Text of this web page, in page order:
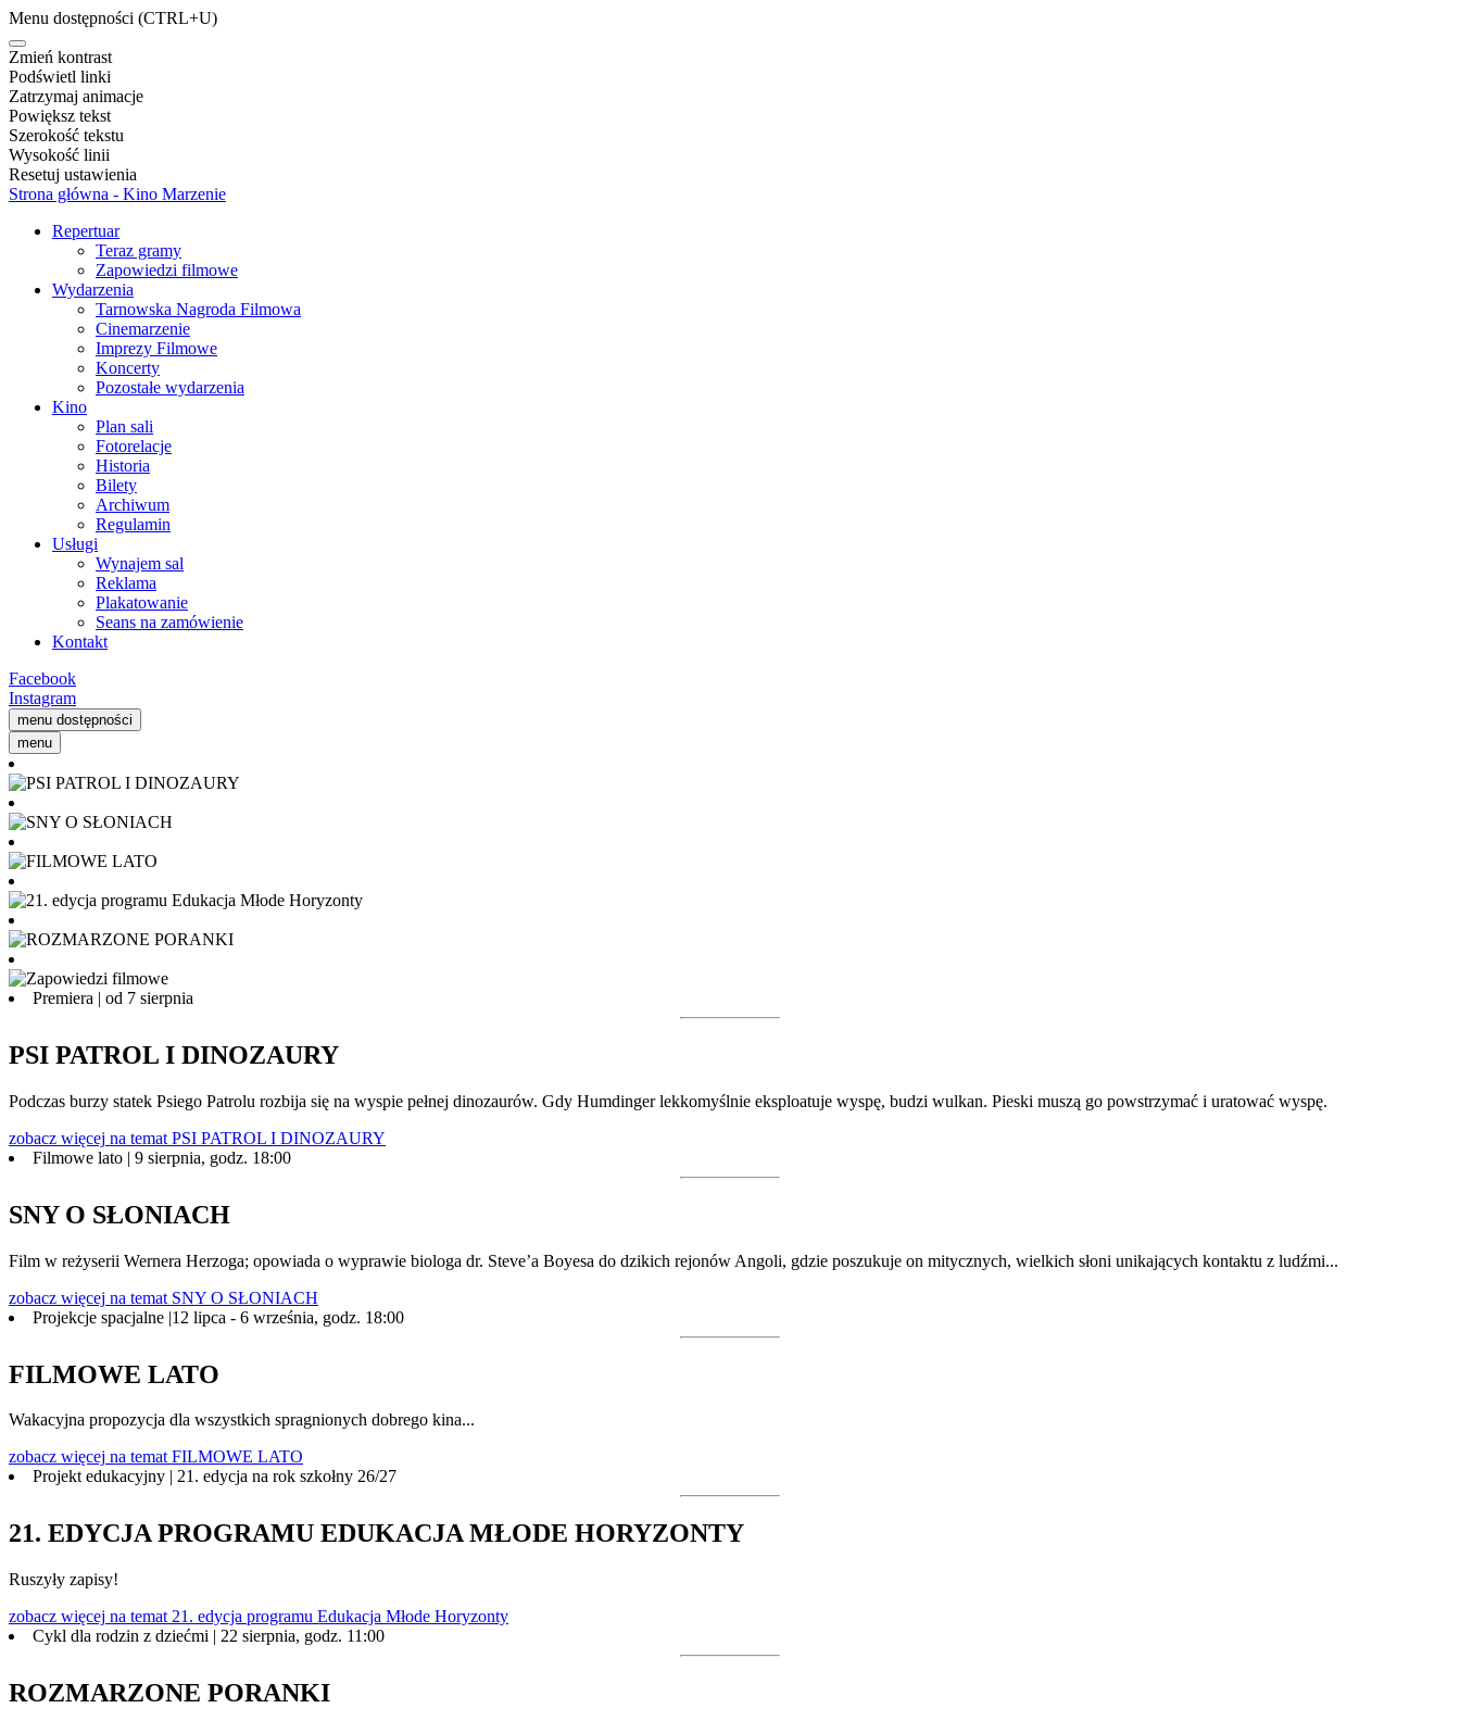
Menu dostępności (CTRL+U)
Zmień kontrast
Podświetl linki
Zatrzymaj animacje
Powiększ tekst
Szerokość tekstu
Wysokość linii
Resetuj ustawienia
Strona główna - Kino Marzenie
Repertuar
Teraz gramy
Zapowiedzi filmowe
Wydarzenia
Tarnowska Nagroda Filmowa
Cinemarzenie
Imprezy Filmowe
Koncerty
Pozostałe wydarzenia
Kino
Plan sali
Fotorelacje
Historia
Bilety
Archiwum
Regulamin
Usługi
Wynajem sal
Reklama
Plakatowanie
Seans na zamówienie
Kontakt
Facebook
Instagram
menu dostępności
menu
Premiera | od 7 sierpnia
PSI PATROL I DINOZAURY
Podczas burzy statek Psiego Patrolu rozbija się na wyspie pełnej dinozaurów. Gdy Humdinger lekkomyślnie eksploatuje wyspę, budzi wulkan. Pieski muszą go powstrzymać i uratować wyspę.
zobacz więcej na temat PSI PATROL I DINOZAURY
Filmowe lato | 9 sierpnia, godz. 18:00
SNY O SŁONIACH
Film w reżyserii Wernera Herzoga; opowiada o wyprawie biologa dr. Steve’a Boyesa do dzikich rejonów Angoli, gdzie poszukuje on mitycznych, wielkich słoni unikających kontaktu z ludźmi...
zobacz więcej na temat SNY O SŁONIACH
Projekcje spacjalne |12 lipca - 6 września, godz. 18:00
FILMOWE LATO
Wakacyjna propozycja dla wszystkich spragnionych dobrego kina...
zobacz więcej na temat FILMOWE LATO
Projekt edukacyjny | 21. edycja na rok szkołny 26/27
21. EDYCJA PROGRAMU EDUKACJA MŁODE HORYZONTY
Ruszyły zapisy!
zobacz więcej na temat 21. edycja programu Edukacja Młode Horyzonty
Cykl dla rodzin z dziećmi | 22 sierpnia, godz. 11:00
ROZMARZONE PORANKI